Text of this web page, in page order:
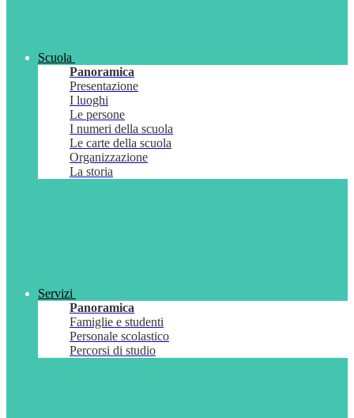
Scuola
Panoramica
Presentazione
I luoghi
Le persone
I numeri della scuola
Le carte della scuola
Organizzazione
La storia
Servizi
Panoramica
Famiglie e studenti
Personale scolastico
Percorsi di studio